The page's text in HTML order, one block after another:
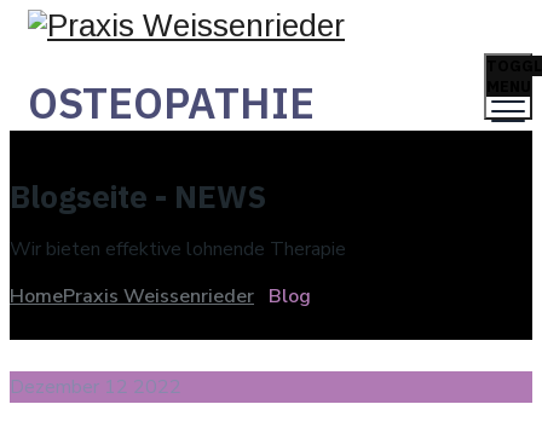
OSTEOPATHIE
Blogseite - NEWS
Wir bieten effektive lohnende Therapie
HomePraxis Weissenrieder Blog
Dezember 12 2022